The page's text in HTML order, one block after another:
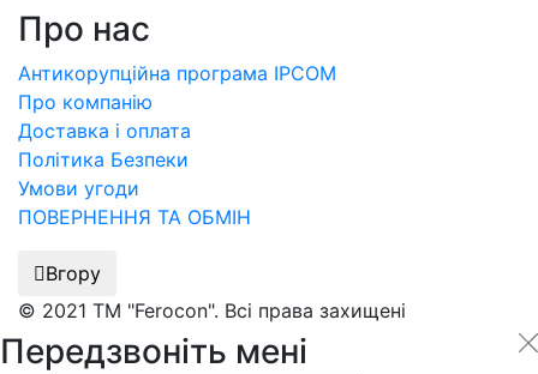
Про нас
Антикорупційна програма IPCOM
Про компанію
Доставка і оплата
Політика Безпеки
Умови угоди
ПОВЕРНЕННЯ ТА ОБМІН
Вгору
© 2021 ТМ "Ferocon". Всі права захищені
Передзвоніть мені